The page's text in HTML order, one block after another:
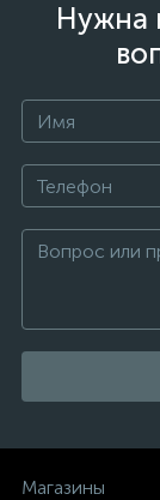
Нужна
Магазины